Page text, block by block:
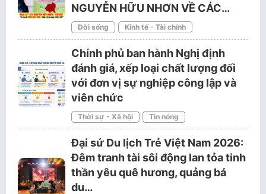
NGUYỄN HỮU NHƠN VỀ CÁC…
Đời sống Kinh tế - Tài chính
Chính phủ ban hành Nghị định
đánh giá, xếp loại chất lượng đối
với đơn vị sự nghiệp công lập và
viên chức
Thời sự - Xã hội Tin nóng
Đại sứ Du lịch Trẻ Việt Nam 2026:
Đêm tranh tài sôi động lan tỏa tinh
thần yêu quê hương, quảng bá
du…